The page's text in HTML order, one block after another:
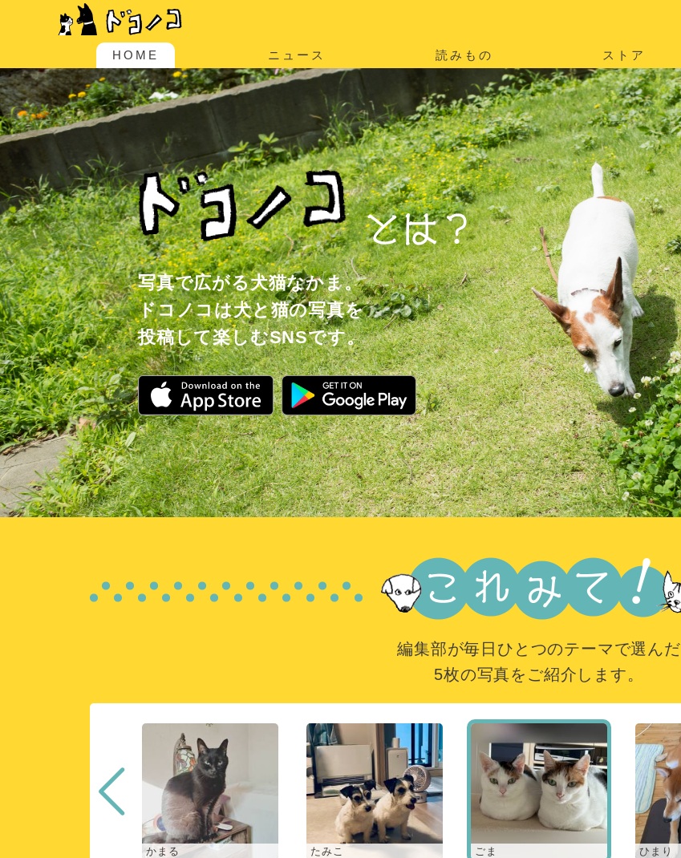
HOME ニュース 読みもの ストア
写真で広がる犬猫なかま。
ドコノコは犬と猫の写真を
投稿して楽しむSNSです。
編集部が毎日ひとつのテーマで選んだ
5枚の写真をご紹介します。
かまる たみこ ごま ひまり